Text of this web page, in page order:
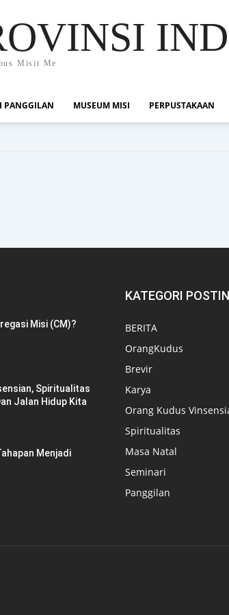
Misit Me
PANGGILAN MUSEUM MISI PERPUSTAKAAN
Misi (CM)?
Spiritualitas
Jalan Hidup Kita
Menjadi
KATEGORI
BERITA
OrangKudus
Brevir
Karya
Orang Kudus
Spiritualitas
Masa Natal
Seminari
Panggilan